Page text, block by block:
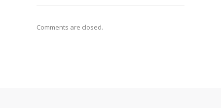
Comments are closed.